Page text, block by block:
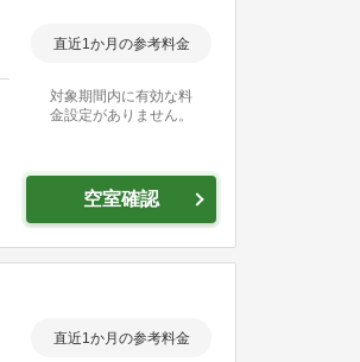
直近1か月の参考料金
対象期間内に有効な料
金設定がありません。
空室確認
直近1か月の参考料金